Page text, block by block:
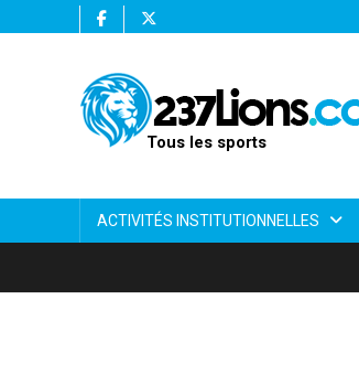
Tous les sports
ACTIVITÉS INSTITUTIONNELLES